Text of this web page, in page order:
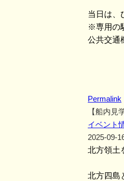
当日は、
※専用の
公共交通
Permalink
【船内見
イベント
2025-09-
北方領土
北方四島